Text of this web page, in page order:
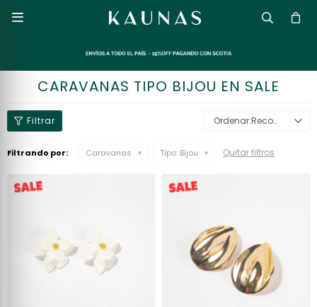

CARAVANAS TIPO BIJOU EN SALE
Recomendados
Filtrando por: Caravanas Tipo: Bijou Quitar filtros